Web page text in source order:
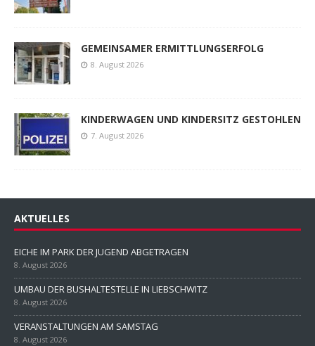
GEMEINSAMER ERMITTLUNGSERFOLG
8. August 2026
KINDERWAGEN UND KINDERSITZ GESTOHLEN
7. August 2026
AKTUELLES
EICHE IM PARK DER JUGEND ABGETRAGEN
8. August 2026
UMBAU DER BUSHALTESTELLE IN LIEBSCHWITZ
8. August 2026
VERANSTALTUNGEN AM SAMSTAG
8. August 2026